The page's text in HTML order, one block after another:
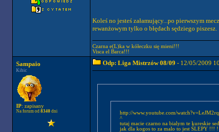
Koleś no jesteś załamujący...po pierwszym
rewanżowym tylko o błędach sędziego piszesz.
Czarna e(L)ka w kółeczku się mieni!!!
Visca el Barca!!!
Sampaio
Kibic
IP: zapisany
Na forum od 8340dni
Odp: Liga Mistrzów 08/09 - 12/05/2009
http://www.youtube.com/
^
tutaj macie czarno na bialym te kureskie
jak dla kogos to za malo to jest ŚLEPY !!!